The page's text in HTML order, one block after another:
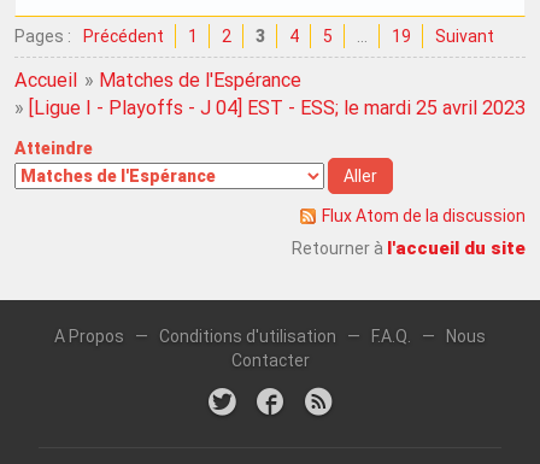
Pages : Précédent 1 2 3 4 5 … 19 Suivant
Accueil » Matches de l'Espérance
»
[Ligue I - Playoffs - J 04] EST - ESS; le mardi 25 avril 2023
Atteindre
Flux Atom de la discussion
Retourner à l'accueil du site
A Propos — Conditions d'utilisation — F.A.Q. —
Nous
Contacter